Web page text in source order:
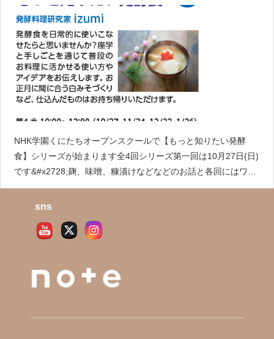
NHK学園くにたちオープンスクールで【もっと知りたい発酵
食】シリーズが始まります全4回シリーズ第一回は10月27日(日)
です&#x2728;麹、味噌、糠漬けなどなどのお話と各回にはワー
クショップがありますお正月&#x1f38d;に間に合う白味噌仕込み
sns